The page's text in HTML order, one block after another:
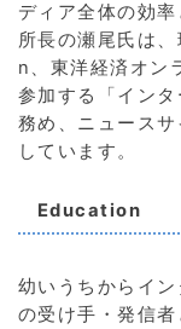
ディア全体の効率
所長の瀬尾氏は
n、東洋経済オン
参加する「イン
務め、ニュース
しています。
Education
幼いうちからイ
の受け手・発信者